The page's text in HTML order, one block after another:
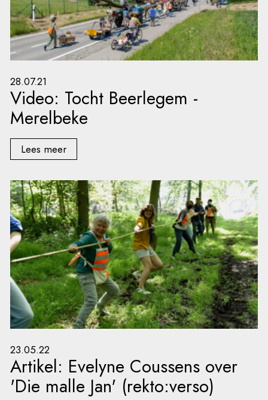
28.07.21
Video: Tocht Beerlegem -
Merelbeke
Lees meer
23.05.22
Artikel: Evelyne Coussens over
'Die malle Jan' (rekto:verso)